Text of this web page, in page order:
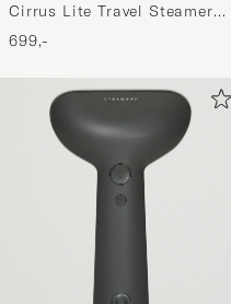
Cirrus Lite Travel Steamer
Charcoal
699,-